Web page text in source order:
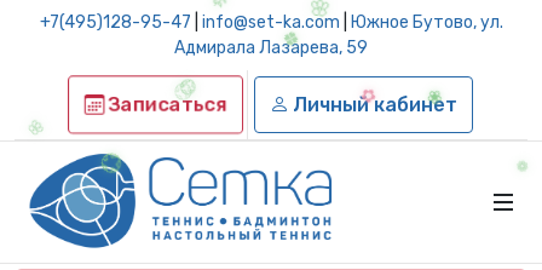
+7(495)128-95-47 info@set-ka.com
Южное Бутово, ул.
Адмирала Лазарева, 59
Записаться Личный кабинет